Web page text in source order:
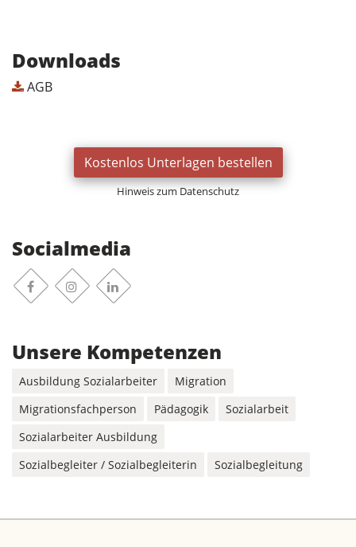
Downloads
AGB
Kostenlos Unterlagen bestellen
Hinweis zum Datenschutz
Socialmedia
FacebookInstagramLinkedin
Unsere Kompetenzen
Ausbildung Sozialarbeiter
Migration
Migrationsfachperson
Pädagogik
Sozialarbeit
Sozialarbeiter Ausbildung
Sozialbegleiter / Sozialbegleiterin
Sozialbegleitung